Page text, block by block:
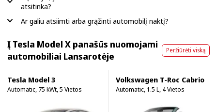
atsitinka?
Ar galiu atsiimti arba grąžinti automobilį naktį?
Į Tesla Model X panašūs nuomojami
automobiliai Lansarotėje
Peržiūrėti viską
Tesla Model 3
Automatic, 75 kWt, 5 Vietos
Volkswagen T-Roc Cabrio
Automatic, 1.5 L, 4 Vietos